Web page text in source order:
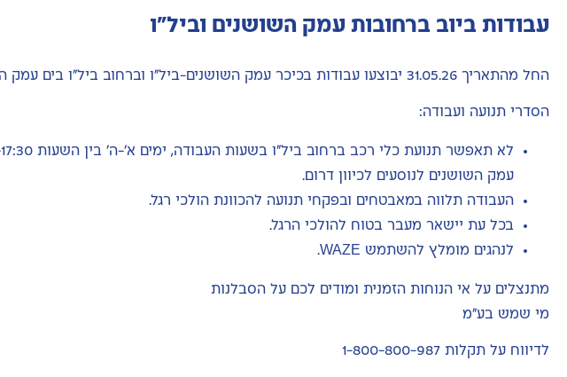
עבודות ביוב ברחובות עמק השושנים וביל"ו
החל מהתאריך 31.05.26 יבוצעו עבודות בכיכר עמק השושנים-ביל"ו וברחוב ביל"ו בים עמק השושנים לשריון.
הסדרי תנועה ועבודה:
עמק השושנים לנוסעים לכיוון דרום.
העבודה תלווה במאבטחים ובפקחי תנועה להכוונת הולכי רגל.
בכל עת יישאר מעבר בטוח להולכי הרגל.
לנהגים מומלץ להשתמש WAZE.
מתנצלים על אי הנוחות הזמנית ומודים לכם על הסבלנות
מי שמש בע״מ
לדיווח על תקלות 1-800-800-987